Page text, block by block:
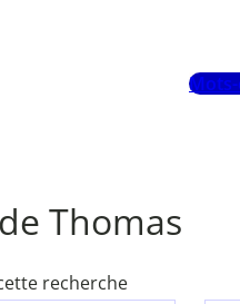
Thomas
recherche